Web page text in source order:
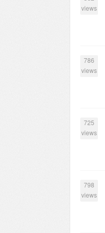
views
786
views
725
views
798
views